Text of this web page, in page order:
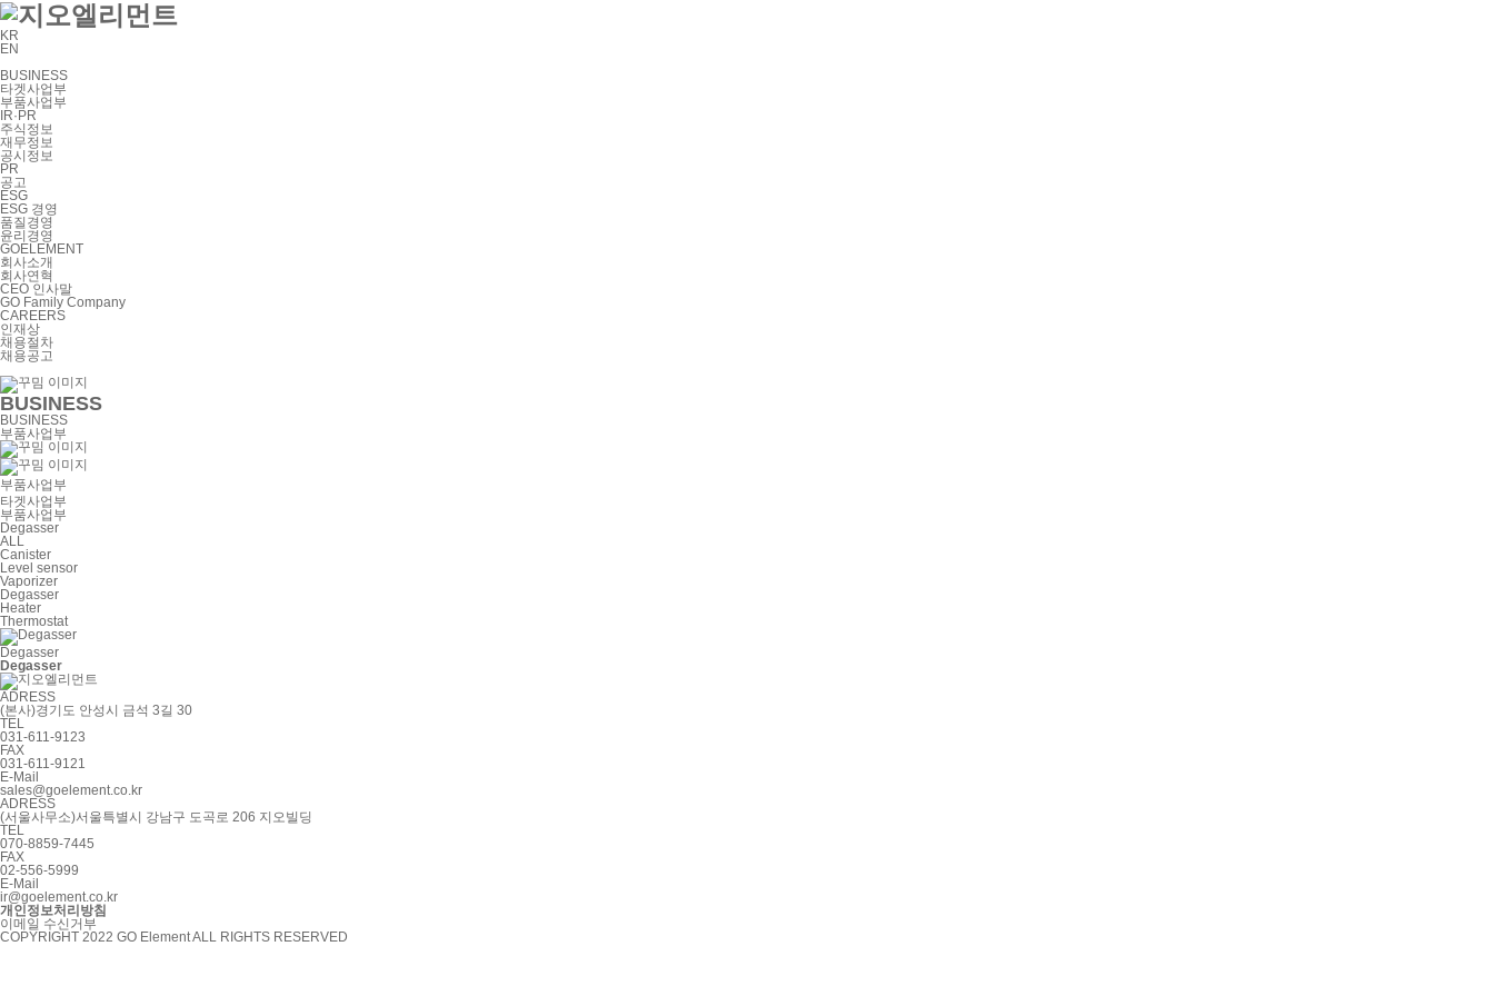
KR
EN
BUSINESS
타겟사업부
부품사업부
IR·PR
주식정보
재무정보
공시정보
PR
공고
ESG
ESG 경영
품질경영
윤리경영
GOELEMENT
회사소개
회사연혁
CEO 인사말
GO Family Company
CAREERS
인재상
채용절차
채용공고
BUSINESS
BUSINESS
부품사업부
부품사업부
타겟사업부
부품사업부
Degasser
ALL
Canister
Level sensor
Vaporizer
Degasser
Heater
Thermostat
Degasser
Degasser
ADRESS
(본사)경기도 안성시 금석 3길 30
TEL
031-611-9123
FAX
031-611-9121
E-Mail
sales@goelement.co.kr
ADRESS
(서울사무소)서울특별시 강남구 도곡로 206 지오빌딩
TEL
070-8859-7445
FAX
02-556-5999
E-Mail
ir@goelement.co.kr
개인정보처리방침
이메일 수신거부
COPYRIGHT 2022 GO Element ALL RIGHTS RESERVED